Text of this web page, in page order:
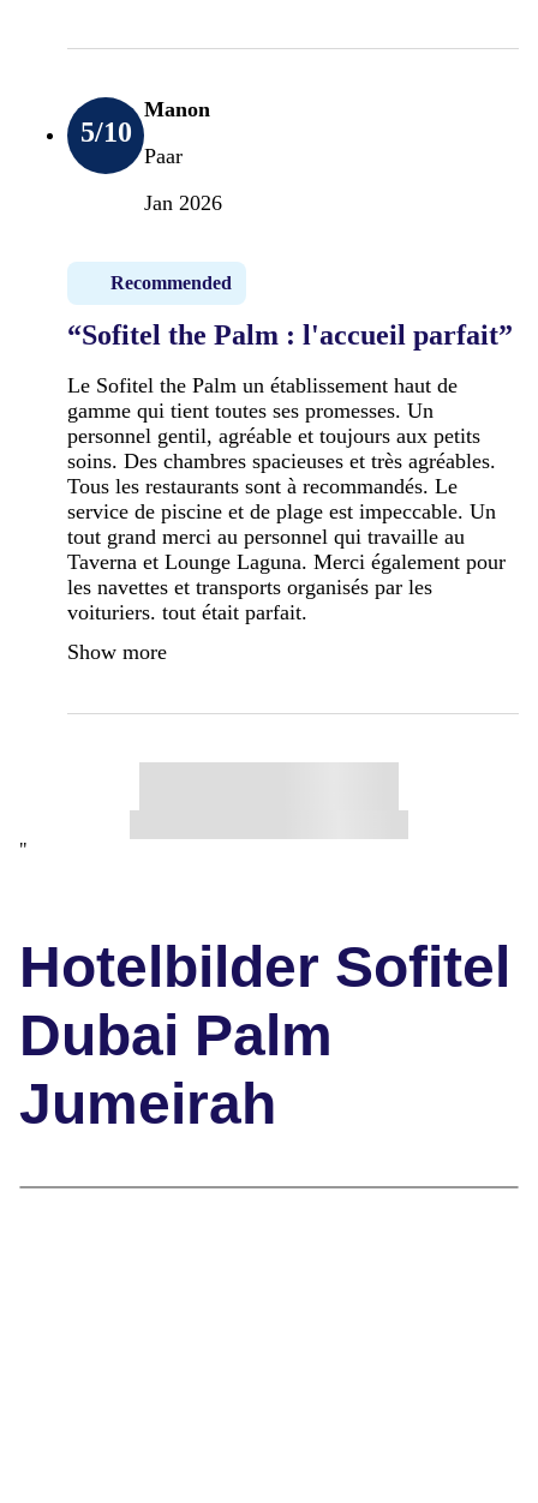
5/10
Manon
Paar
Jan 2026
Recommended
“Sofitel the Palm : l'accueil parfait”
Le Sofitel the Palm un établissement haut de
gamme qui tient toutes ses promesses. Un
personnel gentil, agréable et toujours aux petits
soins. Des chambres spacieuses et très agréables.
Tous les restaurants sont à recommandés. Le
service de piscine et de plage est impeccable. Un
tout grand merci au personnel qui travaille au
Taverna et Lounge Laguna. Merci également pour
les navettes et transports organisés par les
voituriers. tout était parfait.
Show more
"
Hotelbilder Sofitel
Dubai Palm
Jumeirah